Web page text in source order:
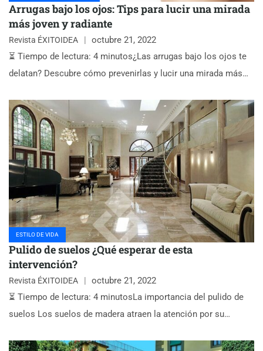
Arrugas bajo los ojos: Tips para lucir una mirada
más joven y radiante
Revista ÉXITOIDEA
octubre 21, 2022
⏳ Tiempo de lectura: 4 minutos¿Las arrugas bajo los ojos te
delatan? Descubre cómo prevenirlas y lucir una mirada más…
ESTILO DE VIDA
Pulido de suelos ¿Qué esperar de esta
intervención?
Revista ÉXITOIDEA
octubre 21, 2022
⏳ Tiempo de lectura: 4 minutosLa importancia del pulido de
suelos Los suelos de madera atraen la atención por su…